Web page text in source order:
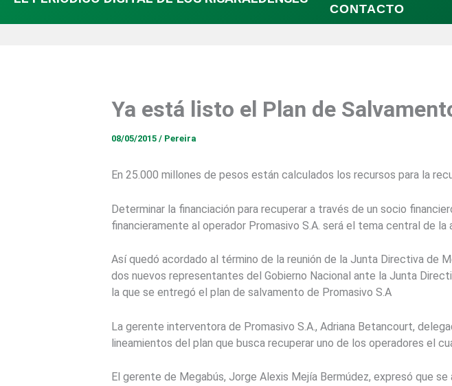
CONTACTO
Ya está listo el Plan de
08/05/2015 / Pereira
En 25.000 millones de pesos están calculados los recursos para la
Determinar la financiación para recuperar a través de un socio
financieramente al operador Promasivo S.A. será el tema central de
Así quedó acordado al término de la reunión de la Junta Directiva de
dos nuevos representantes del Gobierno Nacional ante la Junta
la que se entregó el plan de salvamento de Promasivo S.A
La gerente interventora de Promasivo S.A., Adriana Betancourt,
lineamientos del plan que busca recuperar uno de los operadores el
El gerente de Megabús, Jorge Alexis Mejía Bermúdez, expresó que